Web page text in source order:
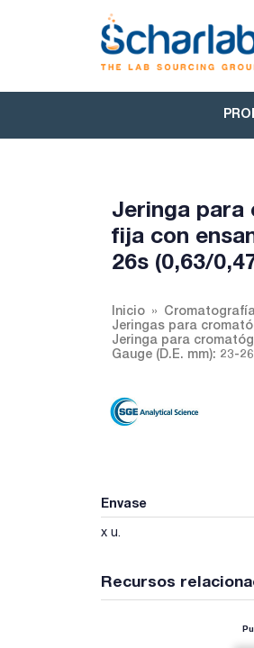
Jeringa para
fija con
26s (0,63/
Inicio
Jeringas para
Jeringa para
Gauge (D.E. mm): 23-
Envase
x u.
Recursos